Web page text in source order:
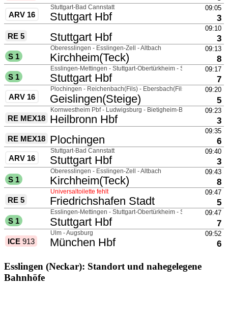
Esslingen (Neckar): Standort und nahegelegene
Bahnhöfe